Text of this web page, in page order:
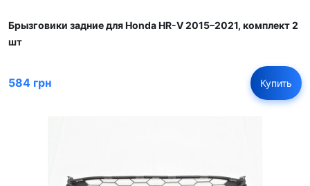
Брызговики задние для Honda HR-V 2015–2021, комплект 2
шт
584 грн Купить